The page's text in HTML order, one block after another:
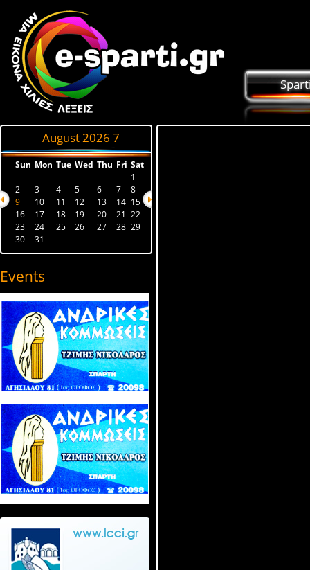
August 2026 7
Sun Mon Tue Wed Thu Fri Sat
1
2
3 4 5 6 7
8
9
10 11 12 13 14 15
16
17 18 19 20 21
22
23
24 25 26 27 28 29
30
31
Events